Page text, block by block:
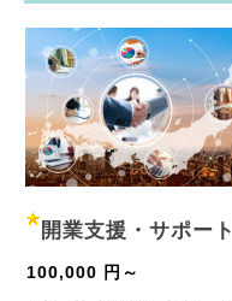
開業支援・サポート
100,000 円～